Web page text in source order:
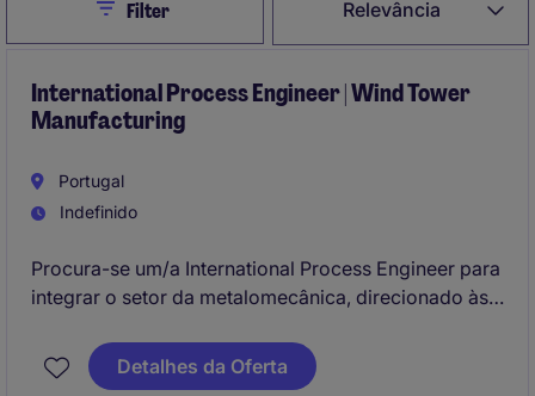
Relevância
CloseFilter
International Process Engineer | Wind Tower
Manufacturing
Portugal
Indefinido
Procura-se um/a International Process Engineer para
integrar o setor da metalomecânica, direcionado às
responsável por otimizar processos industriais, com
foco em eficiência e inovação tecnológica em várias
Detalhes da Oferta